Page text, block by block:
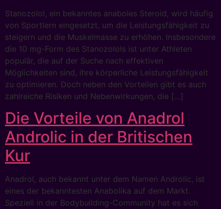
Stanozolol, ein bekanntes anaboles Steroid, wird häufig
von Sportlern eingesetzt, um die Leistungsfähigkeit zu
steigern und die Muskelmasse zu erhöhen. Insbesondere
die 10 mg-Form des Stanozolols ist unter Athleten
populär, die auf der Suche nach effektiven
Möglichkeiten sind, ihre körperliche Leistungsfähigkeit
zu optimieren. Doch neben den Vorteilen gibt es auch
zahlreiche Risiken und Nebenwirkungen, die […]
Die Vorteile von Anadrol
Androlic in der Britischen
Kur
Anadrol, auch bekannt unter dem Namen Androlic, ist
eines der bekanntesten Anabolika auf dem Markt.
Speziell in der Bodybuilding-Community hat es sich